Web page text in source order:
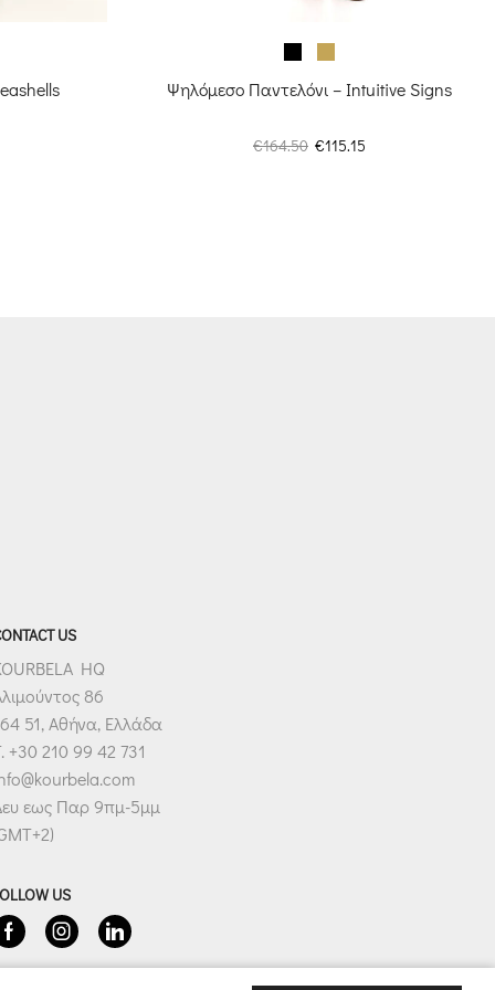
Ψηλόμεσο Παντελόνι – Intuitive Signs
€164.50 Original
€115.15
US
HQ
86
51, Αθήνα, Ελλάδα
+30 210 99 42 731
εως Παρ 9πμ-5μμ
US
FacebookInstagramLinkedin